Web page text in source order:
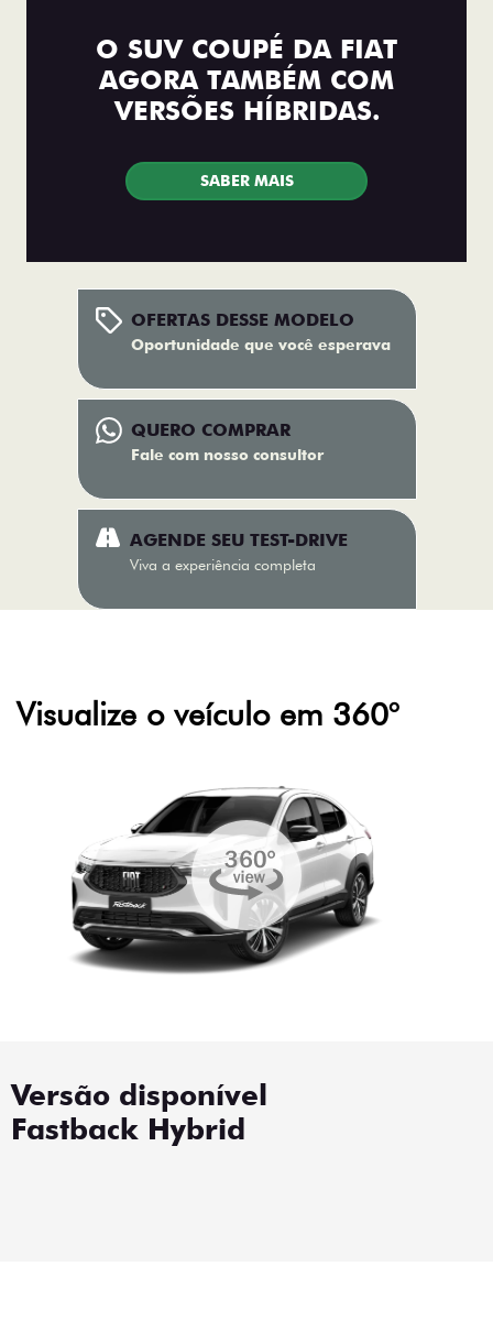
O SUV COUPÉ DA FIAT
AGORA TAMBÉM COM
VERSÕES HÍBRIDAS.
SABER MAIS
OFERTAS DESSE MODELO
Oportunidade que você esperava
QUERO COMPRAR
Fale com nosso consultor
AGENDE SEU TEST-DRIVE
Viva a experiência completa
Visualize o veículo em 360°
Versão disponível
Fastback Hybrid